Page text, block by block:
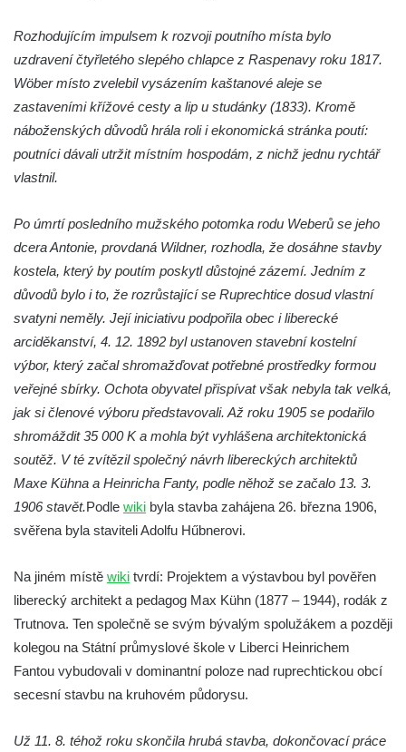
Křížová cesta Římov – XIV. kaple – U
Kaifáše (U Děvečky)
Křížová cesta Římov – XII. kaple – Vodní
haněn a tupen
Křížová cesta Římov – X. kaple – U
Cedronu
Křížová cesta Římov – IX. kaple – U
chromého žida
Křížová cesta Římov – VII. kaple – Políbení
Jidášovo
Křížová cesta Římov – VI. kaple – Olivetská
hora (Getsemanská zahrada)
Křížová cesta Římov – V. kaple – Smutná
duše
Křížová cesta Římov – II. kaple – Poslední
večeře Páně
Křížová cesta Římov – I. kaple – Loučení
Márnice na hřbitově v Římově
Rozhodujícím impulsem k rozvoji poutního místa bylo
uzdravení čtyřletého slepého chlapce z Raspenavy roku 1817.
Wöber místo zvelebil vysázením kaštanové aleje se
zastaveními křížové cesty a lip u studánky (1833). Kromě
náboženských důvodů hrála roli i ekonomická stránka poutí:
poutníci dávali utržit místním hospodám, z nichž jednu rychtář
vlastnil.
Po úmrtí posledního mužského potomka rodu Weberů se jeho
dcera Antonie, provdaná Wildner, rozhodla, že dosáhne stavby
kostela, který by poutím poskytl důstojné zázemí. Jedním z
důvodů bylo i to, že rozrůstající se Ruprechtice dosud vlastní
svatyni neměly. Její iniciativu podpořila obec i liberecké
arciděkanství, 4. 12. 1892 byl ustanoven stavební kostelní
výbor, který začal shromažďovat potřebné prostředky formou
veřejné sbírky. Ochota obyvatel přispívat však nebyla tak velká,
jak si členové výboru představovali. Až roku 1905 se podařilo
shromáždit 35 000 K a mohla být vyhlášena architektonická
soutěž. V té zvítězil společný návrh libereckých architektů
Maxe Kühna a Heinricha Fanty, podle něhož se začalo 13. 3.
1906 stavět.Podle wiki byla stavba zahájena 26. března 1906,
svěřena byla staviteli Adolfu Hűbnerovi.
Na jiném místě wiki tvrdí: Projektem a výstavbou byl pověřen
liberecký architekt a pedagog Max Kühn (1877 – 1944), rodák z
Trutnova. Ten společně se svým bývalým spolužákem a později
kolegou na Státní průmyslové škole v Liberci Heinrichem
Fantou vybudovali v dominantní poloze nad ruprechtickou obcí
secesní stavbu na kruhovém půdorysu.
Už 11. 8. téhož roku skončila hrubá stavba, dokončovací práce